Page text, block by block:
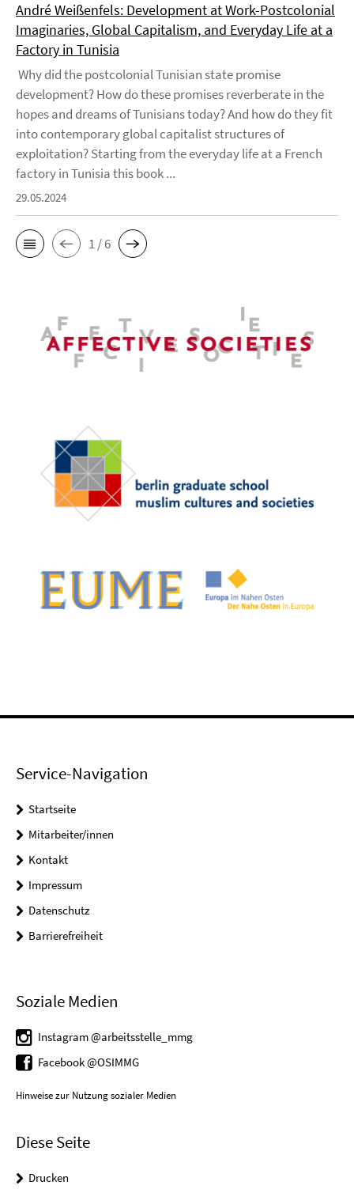
André Weißenfels: Development at Work-Postcolonial
Imaginaries, Global Capitalism, and Everyday Life at a
Factory in Tunisia
Why did the postcolonial Tunisian state promise
development? How do these promises reverberate in the
hopes and dreams of Tunisians today? And how do they fit
into contemporary global capitalist structures of
exploitation? Starting from the everyday life at a French
factory in Tunisia this book ...
29.05.2024
1 / 6
Service-Navigation
Startseite
Mitarbeiter/innen
Kontakt
Impressum
Datenschutz
Barrierefreiheit
Soziale Medien
Instagram @arbeitsstelle_mmg
Facebook @OSIMMG
Hinweise zur Nutzung sozialer Medien
Diese Seite
Drucken